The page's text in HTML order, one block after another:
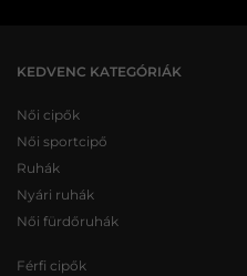
KEDVENC KATEGÓRIÁK
Női cipők
Női sportcipő
Ruhák
Nyári ruhák
Női fürdőruhák
Férfi cipők